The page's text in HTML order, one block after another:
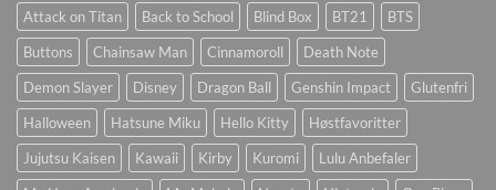
Attack on Titan Back to School Blind Box BT21
BTS
Buttons
Chainsaw Man Cinnamoroll
Death Note
Demon Slayer
Disney Dragon Ball Genshin Impact
Glutenfri
Halloween
Hatsune Miku Hello Kitty
Høstfavoritter
Jujutsu Kaisen
Kawaii Kirby Kuromi
Lulu Anbefaler